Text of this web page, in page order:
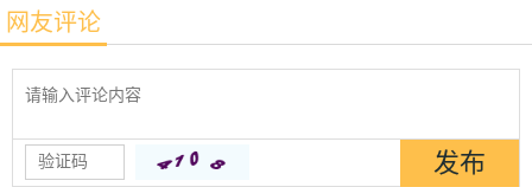
网友评论